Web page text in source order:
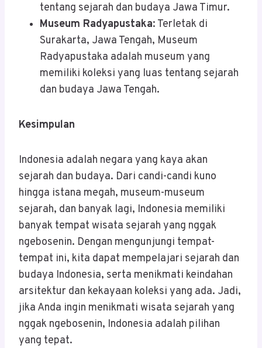
tentang sejarah dan budaya Jawa Timur.
Museum Radyapustaka: Terletak di
Surakarta, Jawa Tengah, Museum
Radyapustaka adalah museum yang
memiliki koleksi yang luas tentang sejarah
dan budaya Jawa Tengah.
Kesimpulan
Indonesia adalah negara yang kaya akan
sejarah dan budaya. Dari candi-candi kuno
hingga istana megah, museum-museum
sejarah, dan banyak lagi, Indonesia memiliki
banyak tempat wisata sejarah yang nggak
ngebosenin. Dengan mengunjungi tempat-
tempat ini, kita dapat mempelajari sejarah dan
budaya Indonesia, serta menikmati keindahan
arsitektur dan kekayaan koleksi yang ada. Jadi,
jika Anda ingin menikmati wisata sejarah yang
nggak ngebosenin, Indonesia adalah pilihan
yang tepat.